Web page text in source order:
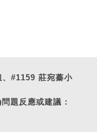
#1159 莊宛蓁小
問題反應或建議 :